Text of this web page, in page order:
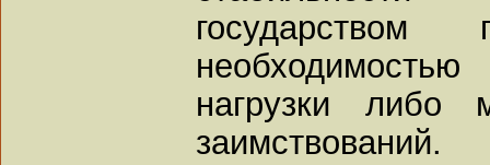
государством
нагрузки либо
заимствований.